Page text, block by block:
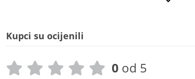
Kupci su ocijenili
0 od 5